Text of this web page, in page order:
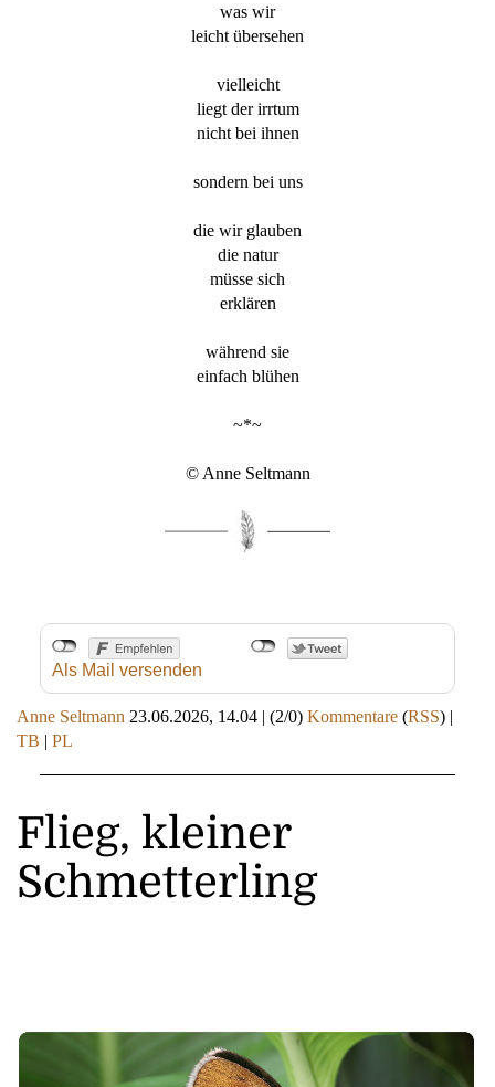
was wir
leicht übersehen
vielleicht
liegt der irrtum
nicht bei ihnen
sondern bei uns
die wir glauben
die natur
müsse sich
erklären
während sie
einfach blühen
~*~
© Anne Seltmann
Als Mail versenden
Anne Seltmann 23.06.2026, 14.04 | (2/0) Kommentare (RSS) |
TB | PL
Flieg, kleiner
Schmetterling